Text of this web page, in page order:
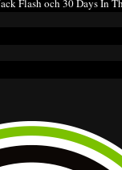
Flash och 30 Days In